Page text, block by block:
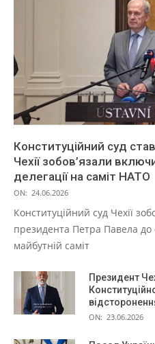
Конституційний суд
Чехії зобов’язали
делегації на саміт НАТО
ON: 24.06.2026
Конституційний суд Чехії
президента Петра Павела до
майбутній саміт
Президент
ON: 23.06.2026